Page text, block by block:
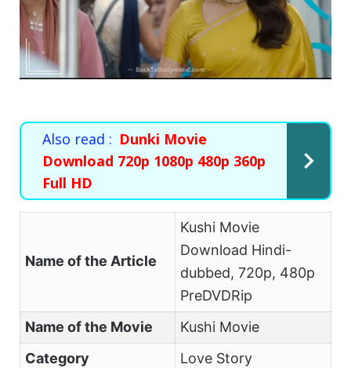
Also read : Dunki Movie
Download 720p 1080p 480p 360p
Full HD
Name of the Article
Kushi Movie
Download Hindi-
dubbed, 720p, 480p
PreDVDRip
Name of the Movie
Kushi Movie
Category
Love Story